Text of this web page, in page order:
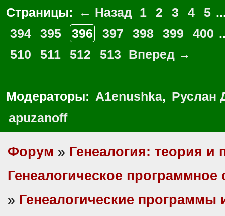
Страницы: ← Назад 1 2 3 4 5
394
395 396 397 398 399 400
510
511 512 513 Вперед →
Модераторы: A1enushka, Руслан
apuzanoff
Форум » Генеалогия: теория и
Генеалогическое программное
» Генеалогические программы